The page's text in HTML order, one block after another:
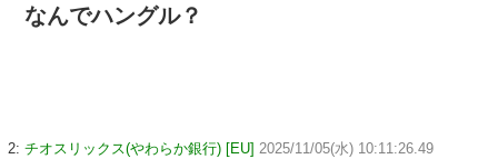
なんでハングル？
2: チオスリックス(やわらか銀行) [EU] 2025/11/05(水) 10:11:26.49